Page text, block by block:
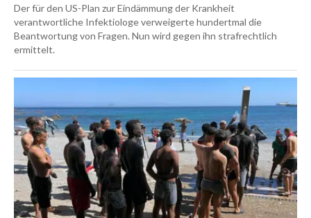
Der für den US-Plan zur Eindämmung der Krankheit
verantwortliche Infektiologe verweigerte hundertmal die
Beantwortung von Fragen. Nun wird gegen ihn strafrechtlich
ermittelt.